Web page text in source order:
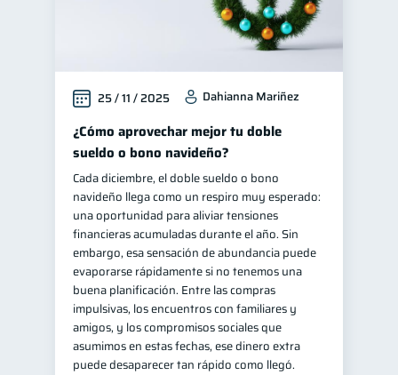
22
Seguridad financiera 13
Salud financiera 12
Productos financieros 11
Organización Financiera
Deudas 10
Entidad financiera 8
Préstamos Ahorro 8
Tarjeta de crédito 6
Historial crediticio
Ciberseguridad 5
Servicios
25 / 11 / 2025 Dahianna Mariñez
¿Cómo aprovechar mejor tu doble
sueldo o bono navideño?
Cada diciembre, el doble sueldo o bono
navideño llega como un respiro muy esperado:
una oportunidad para aliviar tensiones
financieras acumuladas durante el año. Sin
embargo, esa sensación de abundancia puede
evaporarse rápidamente si no tenemos una
buena planificación. Entre las compras
impulsivas, los encuentros con familiares y
amigos, y los compromisos sociales que
asumimos en estas fechas, ese dinero extra
puede desaparecer tan rápido como llegó.